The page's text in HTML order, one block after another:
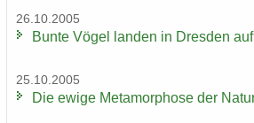
26.10.2005
Bunte Vögel lan­den in Dres­den
25.10.2005
Die ewige Me­ta­mor­pho­se der